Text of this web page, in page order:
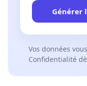
Générer
Vos données
Confidentialité